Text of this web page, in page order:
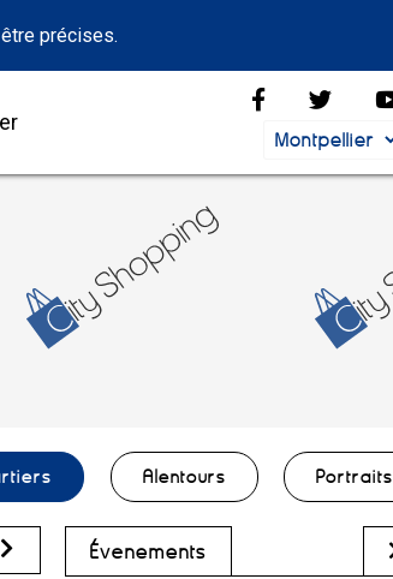
précises.
Alentours Portraits
Évènements